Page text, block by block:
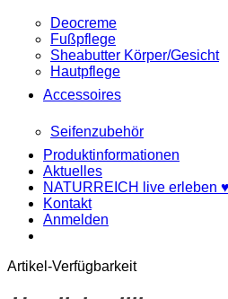
Deocreme
Fußpflege
Sheabutter Körper/Gesicht
Hautpflege
Accessoires
Seifenzubehör
Produktinformationen
Aktuelles
NATURREICH live erleben ♥
Kontakt
Anmelden
Artikel-Verfügbarkeit